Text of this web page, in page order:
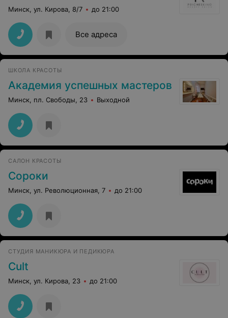
Минск, ул. Кирова, 8/7 до 21:00
Все адреса
ШКОЛА КРАСОТЫ
Академия успешных мастеров
Минск, пл. Свободы, 23 Выходной
САЛОН КРАСОТЫ
Сороки
Минск, ул. Революционная, 7 до 21:00
СТУДИЯ МАНИКЮРА И ПЕДИКЮРА
Cult
Минск, ул. Кирова, 23 до 21:00